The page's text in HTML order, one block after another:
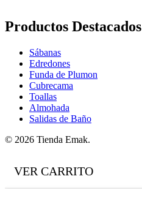
Productos Destacados
Sábanas
Edredones
Funda de Plumon
Cubrecama
Toallas
Almohada
Salidas de Baño
© 2026 Tienda Emak.
VER CARRITO